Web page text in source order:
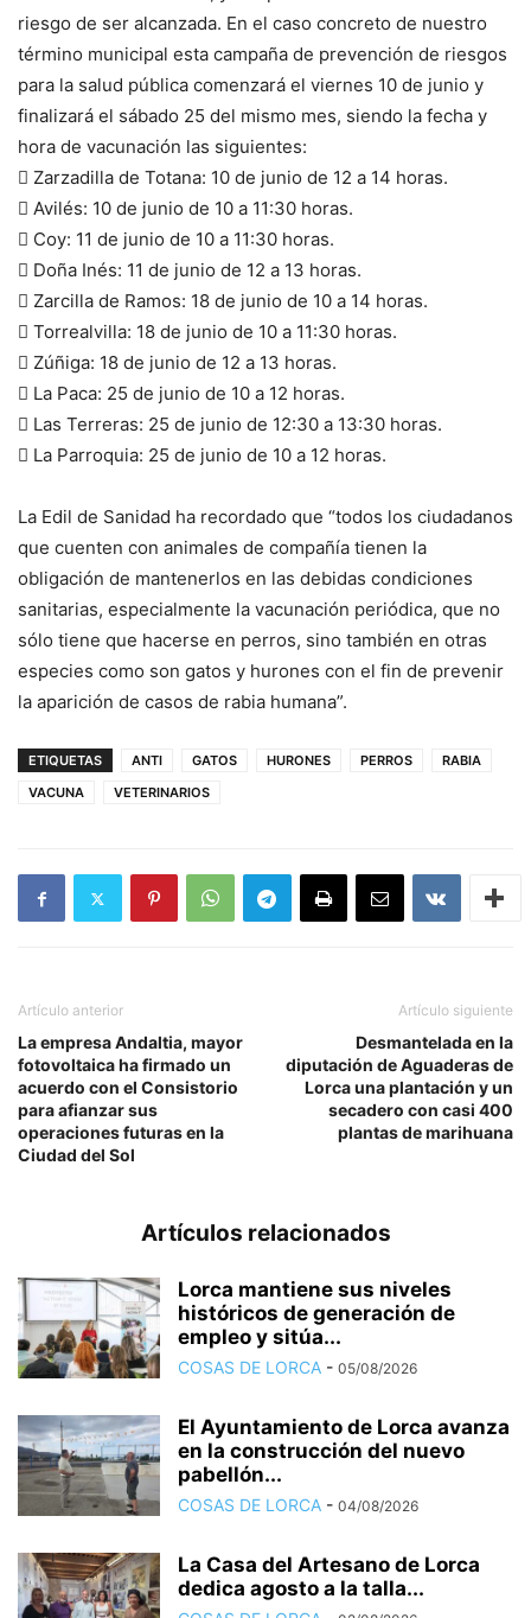
riesgo de ser alcanzada. En el caso concreto de nuestro
término municipal esta campaña de prevención de riesgos
para la salud pública comenzará el viernes 10 de junio y
finalizará el sábado 25 del mismo mes, siendo la fecha y
hora de vacunación las siguientes:
 Zarzadilla de Totana: 10 de junio de 12 a 14 horas.
 Avilés: 10 de junio de 10 a 11:30 horas.
 Coy: 11 de junio de 10 a 11:30 horas.
 Doña Inés: 11 de junio de 12 a 13 horas.
 Zarcilla de Ramos: 18 de junio de 10 a 14 horas.
 Torrealvilla: 18 de junio de 10 a 11:30 horas.
 Zúñiga: 18 de junio de 12 a 13 horas.
 La Paca: 25 de junio de 10 a 12 horas.
 Las Terreras: 25 de junio de 12:30 a 13:30 horas.
 La Parroquia: 25 de junio de 10 a 12 horas.
La Edil de Sanidad ha recordado que “todos los ciudadanos
que cuenten con animales de compañía tienen la
obligación de mantenerlos en las debidas condiciones
sanitarias, especialmente la vacunación periódica, que no
sólo tiene que hacerse en perros, sino también en otras
especies como son gatos y hurones con el fin de prevenir
la aparición de casos de rabia humana”.
ETIQUETAS ANTI GATOS HURONES PERROS
RABIA
VACUNA
VETERINARIOS
Artículo anterior
La empresa Andaltia, mayor
fotovoltaica ha firmado un
acuerdo con el Consistorio
para afianzar sus
operaciones futuras en la
Ciudad del Sol
Artículo siguiente
Desmantelada en la
diputación de Aguaderas de
Lorca una plantación y un
secadero con casi 400
plantas de marihuana
Artículos relacionados
Lorca mantiene sus niveles
históricos de generación de
empleo y sitúa...
COSAS DE LORCA - 05/08/2026
El Ayuntamiento de Lorca avanza
en la construcción del nuevo
pabellón...
COSAS DE LORCA - 04/08/2026
La Casa del Artesano de Lorca
dedica agosto a la talla...